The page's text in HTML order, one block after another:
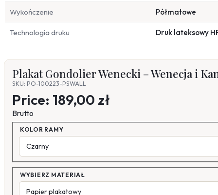
Wykończenie Półmatowe
Technologia druku Druk lateksowy
Plakat Gondolier Wenecki – Wenecja i
SKU: PO-100223-PSWALL
Price: 189,00 zł
Brutto
KOLOR RAMY
WYBIERZ MATERIAŁ